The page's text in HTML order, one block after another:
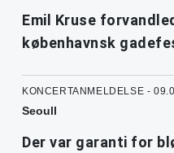
Emil Kruse
københavnsk
KONCERTANMELDELSE -
Seoull
Der var garanti for